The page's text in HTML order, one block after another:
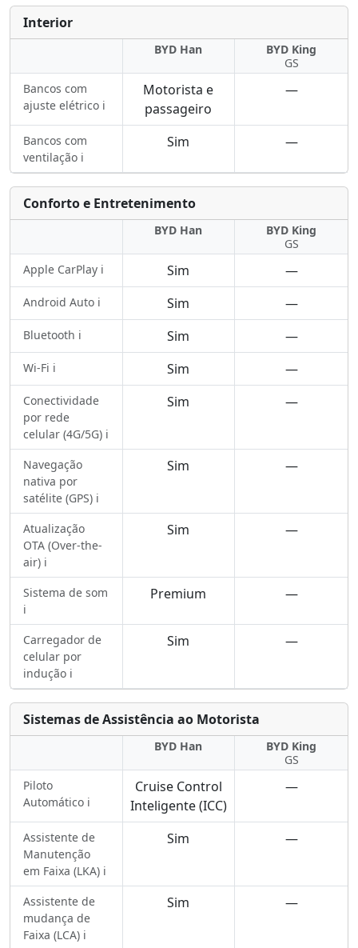
Interior
BYD Han
BYD King
GS
Bancos com
ajuste elétrico ℹ️
Motorista e
passageiro
—
Bancos com
ventilação ℹ️
Sim —
Conforto e Entretenimento
BYD Han
BYD King
GS
Apple CarPlay ℹ️
Sim —
Android Auto ℹ️ Sim —
Bluetooth ℹ️ Sim —
Wi-Fi ℹ️ Sim —
Conectividade
por rede
celular (4G/5G) ℹ️
Sim —
Navegação
nativa por
satélite (GPS) ℹ️
Sim —
Atualização
OTA (Over-the-
air) ℹ️
Sim —
Sistema de som
ℹ️
Premium —
Carregador de
celular por
indução ℹ️
Sim —
Sistemas de Assistência ao Motorista
BYD Han
BYD King
GS
Piloto
Automático ℹ️
Cruise Control
Inteligente (ICC)
—
Assistente de
Manutenção
em Faixa (LKA) ℹ️
Sim —
Assistente de
mudança de
Faixa (LCA) ℹ️
Sim —